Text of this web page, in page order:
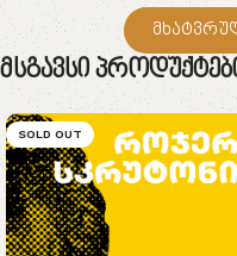
Მსგავსი
SOLD OUT